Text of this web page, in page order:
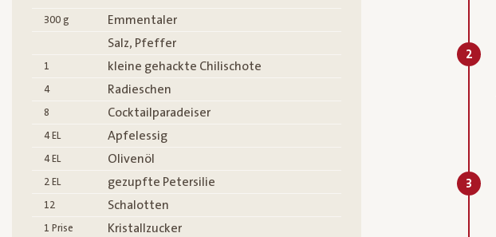
300 g
Emmentaler
Salz, Pfeffer
1 kleine gehackte Chilischote
4 Radieschen
8 Cocktailparadeiser
4 EL Apfelessig
4 EL Olivenöl
2 EL gezupfte Petersilie
12 Schalotten
1 Prise
Kristallzucker
2
3